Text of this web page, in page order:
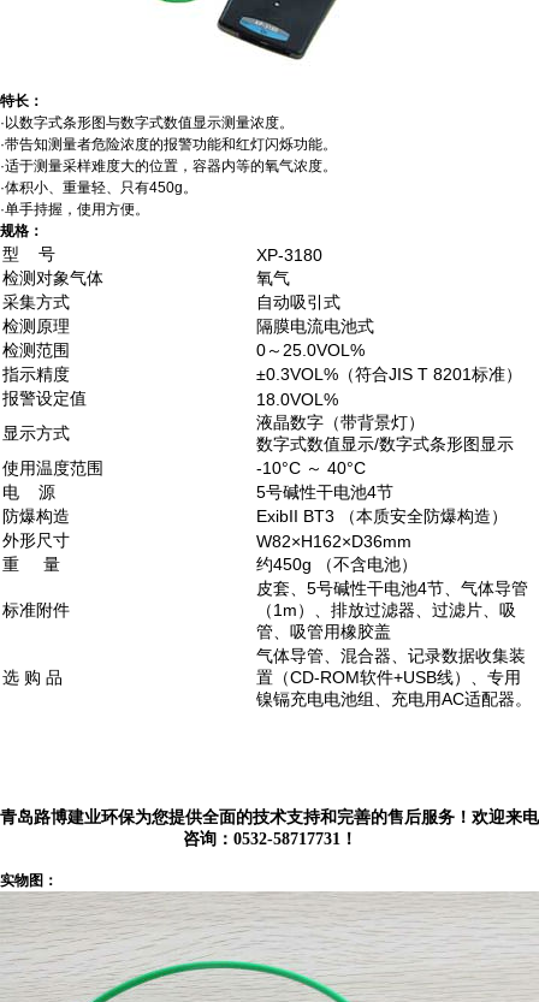
特长：
·以数字式条形图与数字式数值显示测量浓度。
·带告知测量者危险浓度的报警功能和红灯闪烁功能。
·适于测量采样难度大的位置，容器内等的氧气浓度。
·体积小、重量轻、只有450g。
·单手持握，使用方便。
规格：
型 号
XP-3180
检测对象气体
氧气
采集方式
自动吸引式
检测原理
隔膜电流电池式
检测范围
0～25.0VOL%
指示精度
±0.3VOL%（符合JIS T 8201标准）
报警设定值
18.0VOL%
显示方式
液晶数字（带背景灯）
数字式数值显示/数字式条形图显示
使用温度范围
-10°C ～ 40°C
电 源
5号碱性干电池4节
防爆构造
ExibII BT3 （本质安全防爆构造）
外形尺寸
W82×H162×D36mm
重 量
约450g （不含电池）
标准附件
皮套、5号碱性干电池4节、气体导管
（1m）、排放过滤器、过滤片、吸
管、吸管用橡胶盖
选 购 品
气体导管、混合器、记录数据收集装
置（CD-ROM软件+USB线）、专用
镍镉充电电池组、充电用AC适配器。
青岛路博建业环保为您提供全面的技术支持和完善的售后服务！欢迎来电
咨询：0532-58717731！
实物图：